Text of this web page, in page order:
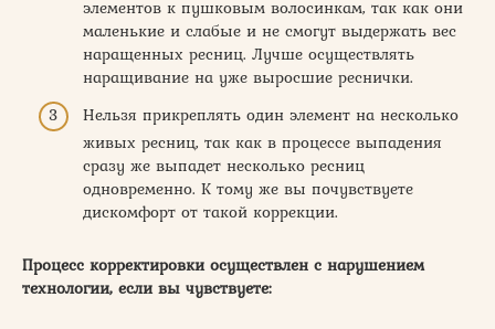
элементов к пушковым волосинкам, так как они
маленькие и слабые и не смогут выдержать вес
наращенных ресниц. Лучше осуществлять
наращивание на уже выросшие реснички.
Нельзя прикреплять один элемент на несколько
живых ресниц, так как в процессе выпадения
сразу же выпадет несколько ресниц
одновременно. К тому же вы почувствуете
дискомфорт от такой коррекции.
Процесс корректировки осуществлен с нарушением
технологии, если вы чувствуете: